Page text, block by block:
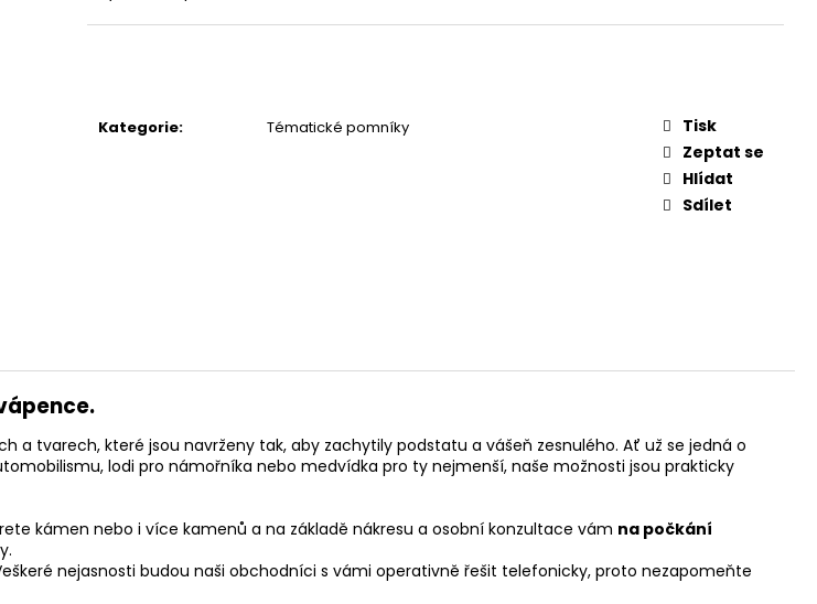
Kategorie: Tématické pomníky
Tisk
Zeptat se
Hlídat
Sdílet
a tvarech, které jsou navrženy tak, aby zachytily podstatu a vášeň zesnulého. Ať už se jedná o
lodi pro námořníka nebo medvídka pro ty nejmenší, naše možnosti jsou prakticky
kámen nebo i více kamenů a na základě nákresu a osobní konzultace vám na počkání
nejasnosti budou naši obchodníci s vámi operativně řešit telefonicky, proto nezapomeňte